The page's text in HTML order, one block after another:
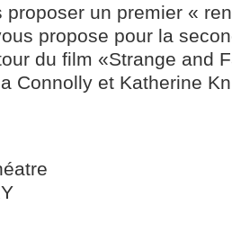
proposer un premier «
propose pour la
du film «Strange and
Connolly et Katherine